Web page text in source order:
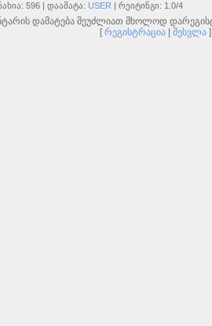
: 596 | ᲓᲐᲐᲛᲐᲢᲐ: USER | ᲠᲔᲘᲢᲘᲜᲒᲘ: 1.0/4
დამატება შეუძლიათ მხოლოდ
[რეგისტრაცია შესვლა ]